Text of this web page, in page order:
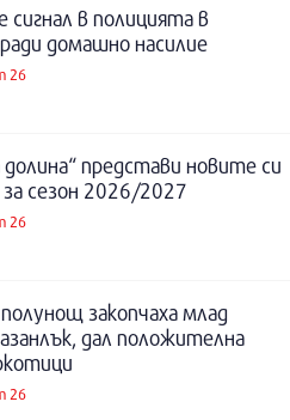
сигнал в полицията в
домашно насилие
26
представи новите си
сезон 2026/2027
26
закопчаха млад
дал положителна
26